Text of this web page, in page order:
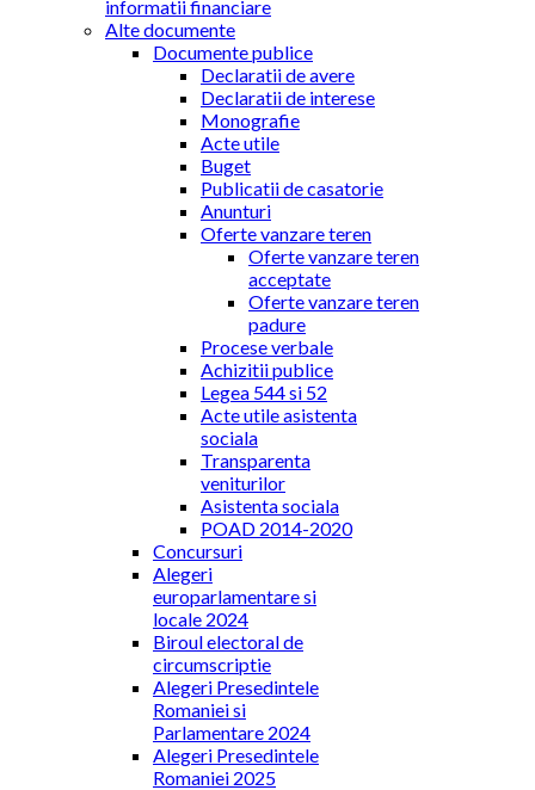
informatii financiare
Alte documente
Documente publice
Declaratii de avere
Declaratii de interese
Monografie
Acte utile
Buget
Publicatii de casatorie
Anunturi
Oferte vanzare teren
Oferte vanzare teren
acceptate
Oferte vanzare teren
padure
Procese verbale
Achizitii publice
Legea 544 si 52
Acte utile asistenta
sociala
Transparenta
veniturilor
Asistenta sociala
POAD 2014-2020
Concursuri
Alegeri
europarlamentare si
locale 2024
Biroul electoral de
circumscriptie
Alegeri Presedintele
Romaniei si
Parlamentare 2024
Alegeri Presedintele
Romaniei 2025